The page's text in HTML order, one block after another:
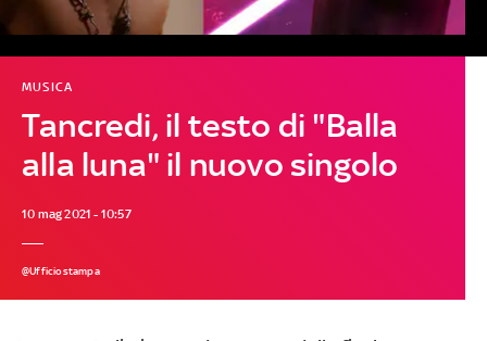
Tancredi, il testo di "Balla
alla luna" il nuovo singolo
MUSICA
10 mag 2021 - 10:57
@Ufficiostampa